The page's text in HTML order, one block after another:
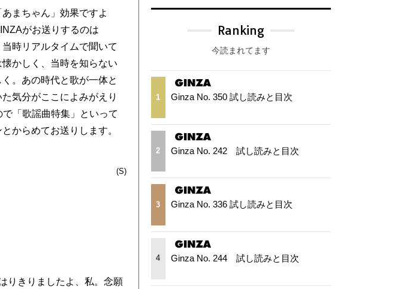
(S)
りきりましたよ、私。念願
Ranking
今読まれてます
1 Ginza No. 350 試し読みと目次
2 Ginza No. 242 試し読みと目次
3 Ginza No. 336 試し読みと目次
4 Ginza No. 244 試し読みと目次